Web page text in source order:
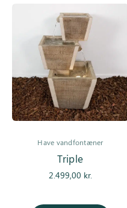
Have vandfontæner
Triple
2.499,00 kr.